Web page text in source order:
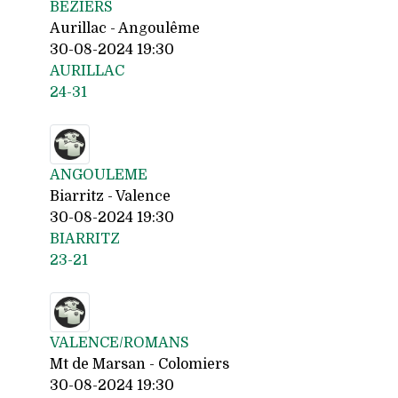
BEZIERS
Aurillac - Angoulême
30-08-2024 19:30
AURILLAC
24-31
ANGOULEME
Biarritz - Valence
30-08-2024 19:30
BIARRITZ
23-21
VALENCE/ROMANS
Mt de Marsan - Colomiers
30-08-2024 19:30